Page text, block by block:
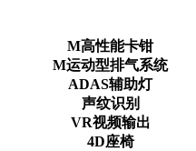
M高性能卡钳
M运动型排气系统
ADAS辅助灯
声纹识别
VR视频输出
4D座椅